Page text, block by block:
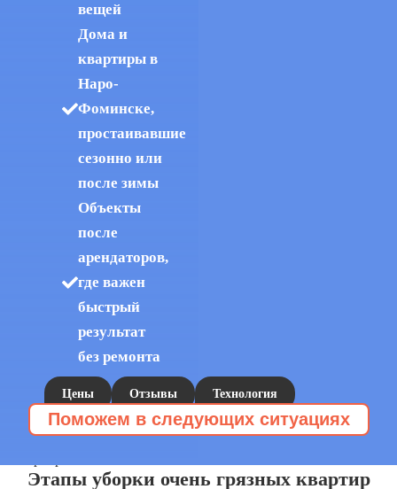
вещей
Дома и
квартиры в
Наро-
Фоминске,
простаивавшие
сезонно или
после зимы
Объекты
после
арендаторов,
где важен
быстрый
результат
без ремонта
Цены Отзывы Технология
Поможем в следующих ситуациях
заказывают, когда
Этапы уборки очень грязных квартир